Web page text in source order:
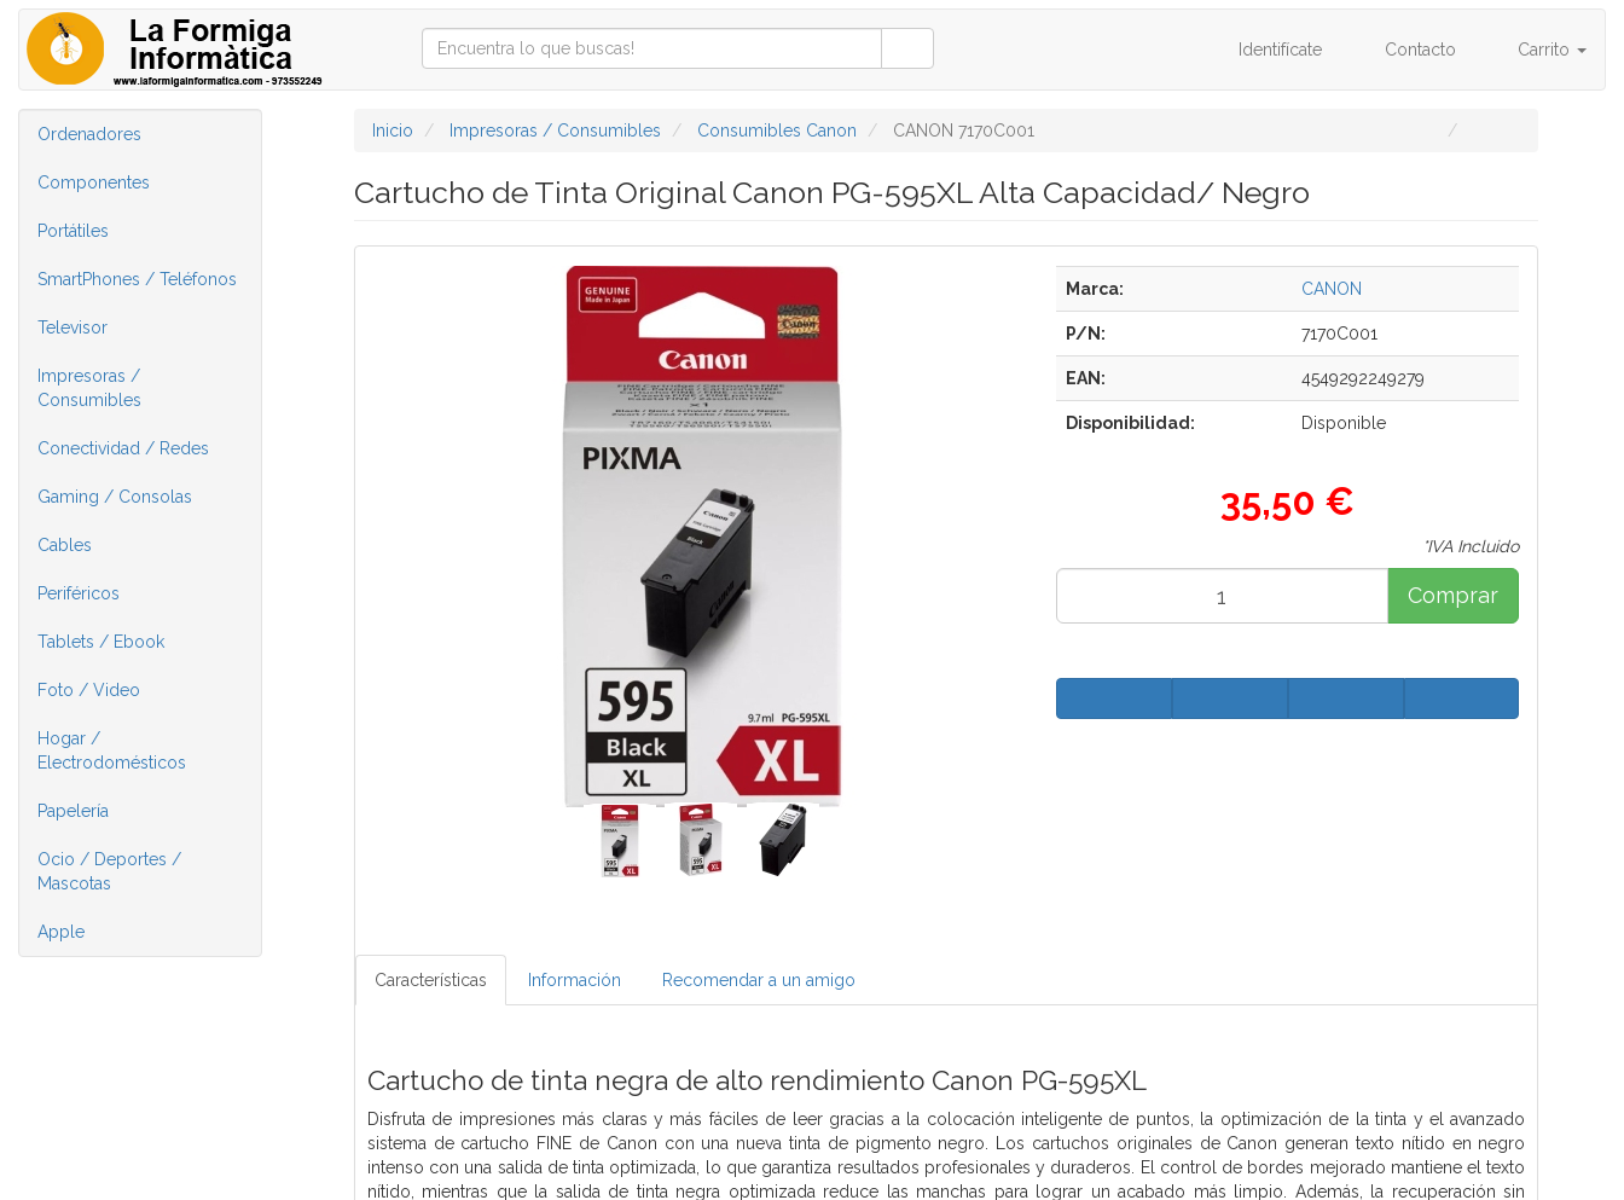
Identifícate Contacto Carrito
Ordenadores
Componentes
Portátiles
SmartPhones / Teléfonos
Televisor
Impresoras /
Consumibles
Conectividad / Redes
Gaming / Consolas
Cables
Periféricos
Tablets / Ebook
Foto / Video
Hogar /
Electrodomésticos
Papelería
Ocio / Deportes /
Mascotas
Apple
Inicio Impresoras / Consumibles Consumibles Canon CANON 7170C001
Cartucho de Tinta Original Canon PG-595XL Alta Capacidad/ Negro
Marca: CANON
P/N: 7170C001
EAN: 4549292249279
Disponibilidad: Disponible
35,50 €
*IVA Incluido
Comprar
Características Información Recomendar a un amigo
Cartucho de tinta negra de alto rendimiento Canon PG-595XL
Disfruta de impresiones más claras y más fáciles de leer gracias a la colocación inteligente de puntos, la optimización de la tinta y el avanzado
sistema de cartucho FINE de Canon con una nueva tinta de pigmento negro. Los cartuchos originales de Canon generan texto nítido en negro
intenso con una salida de tinta optimizada, lo que garantiza resultados profesionales y duraderos. El control de bordes mejorado mantiene el texto
nítido, mientras que la salida de tinta negra optimizada reduce las manchas para lograr un acabado más limpio. Además, la recuperación sin